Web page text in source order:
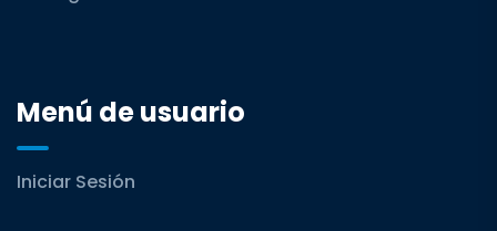
Menú de usuario
Iniciar Sesión